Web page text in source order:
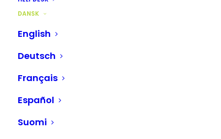
DANSK
English
Deutsch
Français
Español
Suomi
Fra sommerkampagner
til juleforretning: